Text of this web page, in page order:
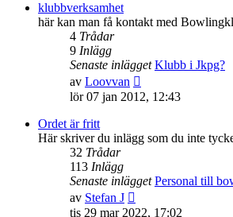
inlägget
klubbverksamhet
här kan man få kontakt med
4 Trådar
9 Inlägg
Senaste inlägget Klubb i Jkpg?
av Loovvan
till
det
inlägget
lör 07 jan 2012, 12:43
Ordet är fritt
Här skriver du inlägg som du inte
32 Trådar
113 Inlägg
Senaste inlägget Personal till
av Stefan J
till
tis 29 mar 2022, 17:02